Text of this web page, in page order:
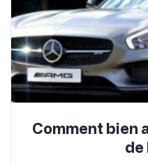
Comment bien
de